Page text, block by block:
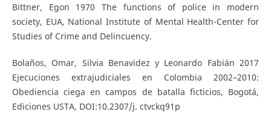
Bittner, Egon 1970 The functions of police in modern
society, EUA, National Institute of Mental Health-Center for
Studies of Crime and Delincuency.
Bolaños, Omar, Silvia Benavidez y Leonardo Fabián 2017
Ejecuciones extrajudiciales en Colombia 2002–2010:
Obediencia ciega en campos de batalla ficticios, Bogotá,
Ediciones USTA, DOI:10.2307/j. ctvckq91p